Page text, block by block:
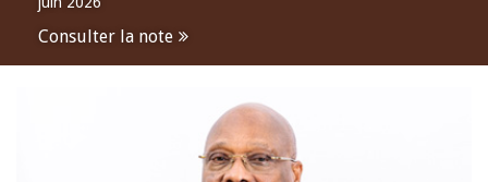
Consulter la note